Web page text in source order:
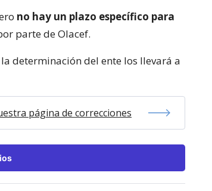
no hay un plazo específico para
parte de Olacef.
determinación del ente los llevará a
página de correcciones